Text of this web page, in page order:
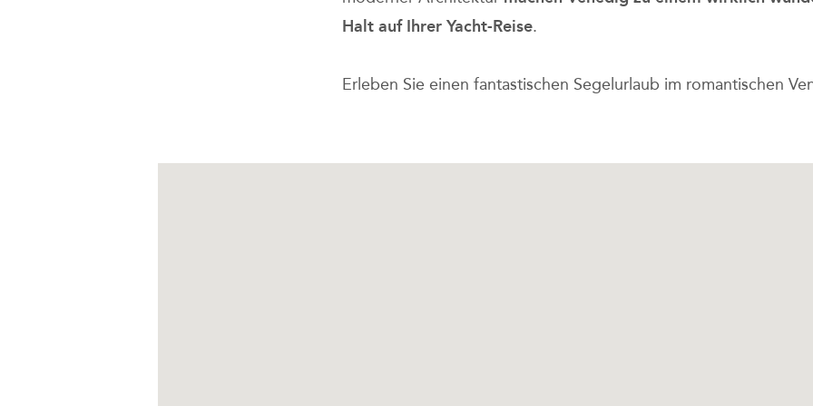
Halt auf Ihrer Yacht-Reise.
Erleben Sie einen fantastischen Segelurlaub im romantischen